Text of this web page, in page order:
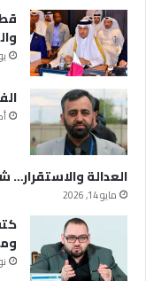
العدالة والاستقرار…
مايو 14, 2026